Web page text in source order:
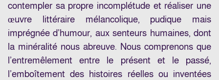
contempler sa propre incomplétude et réaliser une
œuvre littéraire mélancolique, pudique mais
imprégnée d’humour, aux senteurs humaines, dont
la minéralité nous abreuve. Nous comprenons que
l’entremêlement entre le présent et le passé,
l’emboîtement des histoires réelles ou inventées